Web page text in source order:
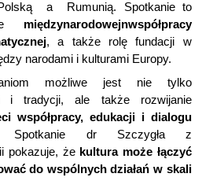
a Rumunią.
Spotkanie to
międzynarodowejnwspółpracy
, a także rolę fundacji w
narodami i kulturami Europy.
możliwe jest nie tylko
i tradycji, ale także rozwijanie
współpracy, edukacji i dialogu
dr Szczygła z
pokazuje, że kultura może łączyć
do wspólnych działań w skali